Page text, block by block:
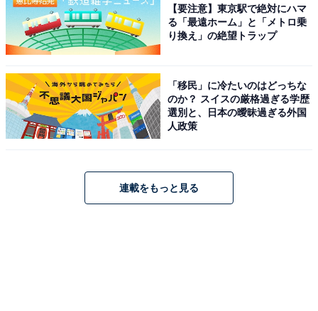
【要注意】東京駅で絶対にハマ
る「最遠ホーム」と「メトロ乗
り換え」の絶望トラップ
「移民」に冷たいのはどっちな
のか？ スイスの厳格過ぎる学歴
選別と、日本の曖昧過ぎる外国
人政策
連載をもっと見る